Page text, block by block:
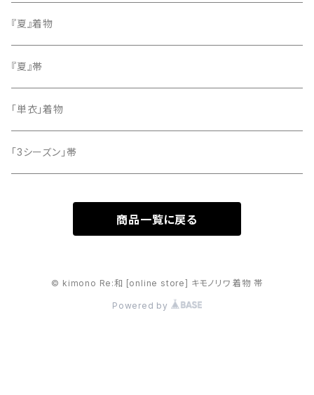
小紋
留袖
『夏』着物
『夏』帯
「単衣」着物
「3シーズン」帯
商品一覧に戻る
© kimono Re:和 [online store] キモノリワ 着物 帯
Powered by